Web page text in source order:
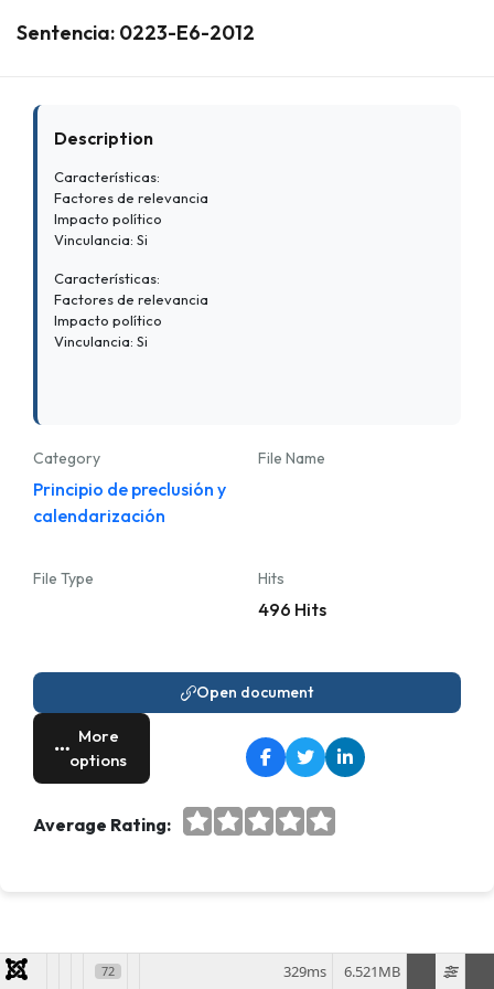
Sentencia: 0223-E6-2012
Description
Características:
Factores de relevancia
Impacto político
Vinculancia: Si
Características:
Factores de relevancia
Impacto político
Vinculancia: Si
Category
Principio de preclusión y
calendarización
File Name
File Type Hits
496 Hits
Open document
More
options
Average Rating:
72 6.521MB
329ms